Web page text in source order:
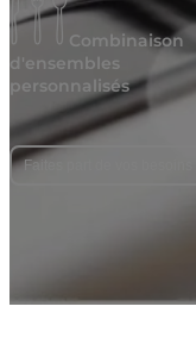
Combinaison
d'ensembles
personnalisés
Faites part de vos besoins